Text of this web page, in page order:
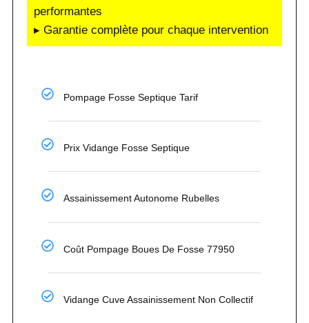
performantes
▸ Garantie complète pour chaque intervention
Pompage Fosse Septique Tarif
Prix Vidange Fosse Septique
Assainissement Autonome Rubelles
Coût Pompage Boues De Fosse 77950
Vidange Cuve Assainissement Non Collectif